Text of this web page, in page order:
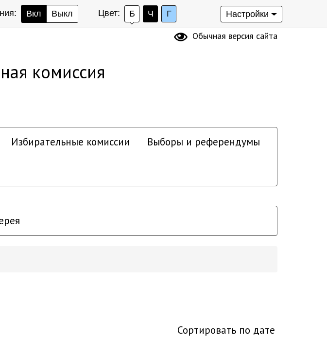
Вкл Выкл Цвет: Б Ч Г Настройки
Обычная версия сайта
комиссия
Избирательные комиссии Выборы и референдумы
Сортировать по дате